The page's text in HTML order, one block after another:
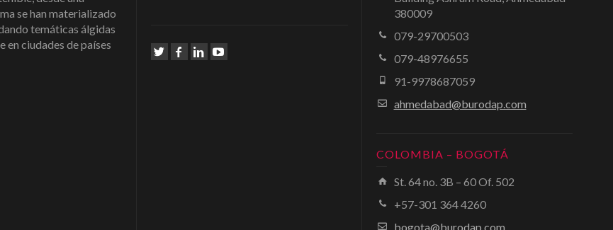
se han materializado
temáticas álgidas
ciudades de países
380009
079-29700503
079-48976655
91-9978687059
ahmedabad@burodap.com
COLOMBIA – BOGOTÁ
St. 64 no. 3B – 60 Of. 502
+57-301 364 4260
bogota@burodap.com